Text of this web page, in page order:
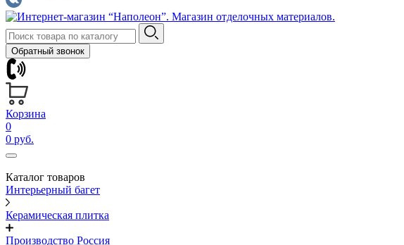
Обратный звонок
Корзина
0
0 руб.
Каталог товаров
Интерьерный багет
Керамическая плитка
Производство Россия